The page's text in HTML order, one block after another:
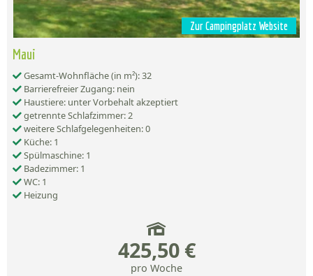
Zur Campingplatz Website
Maui
Gesamt-Wohnfläche (in m²): 32
Barrierefreier Zugang: nein
Haustiere: unter Vorbehalt akzeptiert
getrennte Schlafzimmer: 2
weitere Schlafgelegenheiten: 0
Küche: 1
Spülmaschine: 1
Badezimmer: 1
WC: 1
Heizung
425,50 €
pro Woche